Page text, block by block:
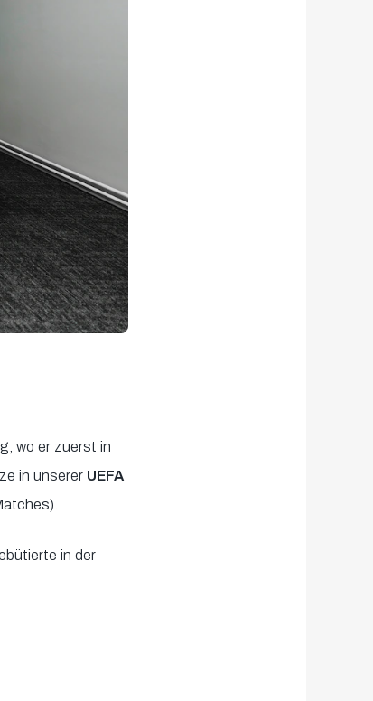
wo er zuerst in
in unserer UEFA
in der